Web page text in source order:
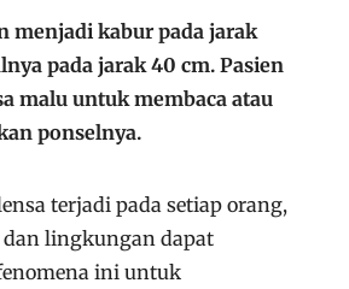
menjadi kabur pada jarak
pada jarak 40 cm. Pasien
malu untuk membaca atau
ponselnya.
terjadi pada setiap orang,
dan lingkungan dapat
ini untuk